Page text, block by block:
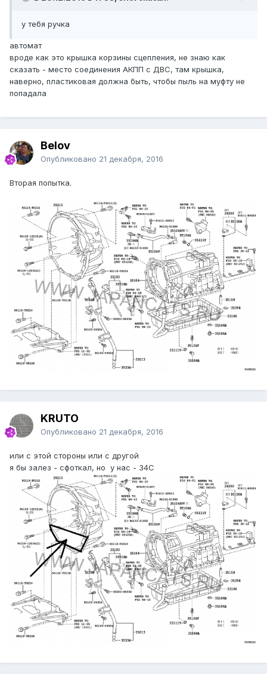
у тебя ручка
автомат
вроде как это крышка корзины сцепления, не знаю как
сказать - место соединения АКПП с ДВС, там крышка,
наверно, пластиковая должна быть, чтобы пыль на муфту не
попадала
Belov
Опубликовано 21 декабря, 2016
Вторая попытка.
KRUTO
Опубликовано 21 декабря, 2016
или с этой стороны или с другой
я бы залез - сфоткал, но у нас - 34С